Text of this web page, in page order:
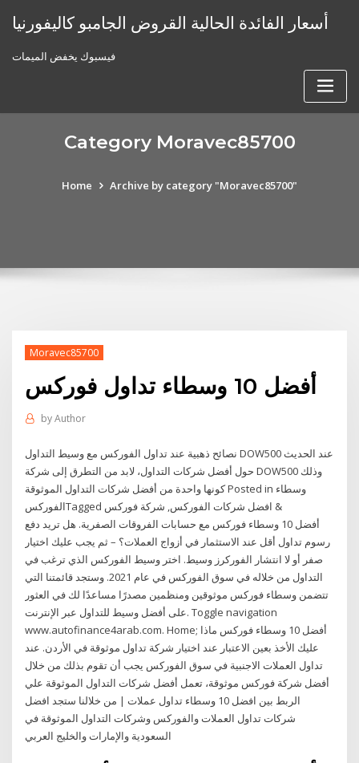
أسعار الفائدة الحالية القروض الجامبو كاليفورنيا
فيسبوك يخفض الميمات
Category Moravec85700
Home Archive by category "Moravec85700"
Moravec85700
أفضل 10 وسطاء تداول فوركس
byAuthor
نصائح ذهبية عند تداول الفوركس مع وسيط التداول DOW500 عند الحديث
حول أفضل شركات التداول، لابد من التطرق إلى شركة DOW500 وذلك
كونها واحدة من أفضل شركات التداول الموثوقة Posted in وسطاء
الفوركسTagged افضل شركات الفوركس, شركة فوركس &
أفضل 10 وسطاء فوركس مع حسابات الفروقات الصفرية. هل تريد دفع
رسوم تداول أقل عند الاستثمار في أزواج العملات؟ – ثم يجب عليك اختيار
صفر أو لا انتشار الفوركرز وسيط. اختر وسيط الفوركس الذي ترغب في
التداول من خلاله في سوق الفوركس في عام 2021. وستجد قائمتنا التي
تتضمن وسطاء فوركس موثوقين ومنظمين مصدرًا مساعدًا لك في العثور
على أفضل وسيط للتداول عبر الإنترنت. Toggle navigation
www.autofinance4arab.com. Home; أفضل 10 وسطاء فوركس ماذا
عليك الأخذ بعين الاعتبار عند اختيار شركة تداول موثوقة في الأردن. عند
تداول العملات الاجنبية في سوق الفوركس يجب أن تقوم بذلك من خلال
أفضل شركة فوركس موثوقة، تعمل أفضل شركات التداول الموثوقة علي
الربط بين افضل 10 وسطاء تداول عملات | من خلالنا ستجد افضل
شركات تداول العملات والفوركس وشركات التداول الموثوقة في
السعودية والإمارات والخليج العربي